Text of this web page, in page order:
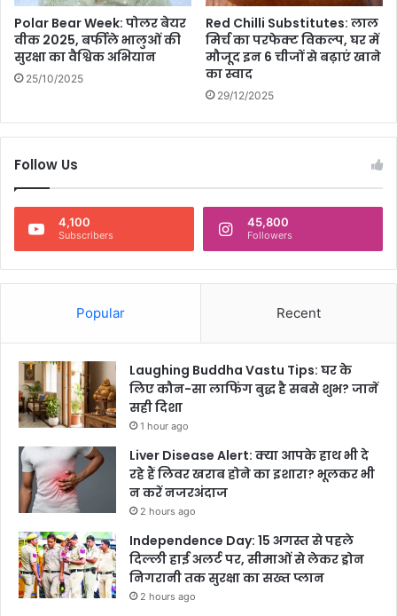
ता
दि
ल
,
फैं
बो
ले
-
ल
व
सू
ल
-
कॉ
Polar Bear Week: पोलर बेयर
वीक 2025, बर्फीले भालुओं की
सुरक्षा का वैश्विक अभियान
25/10/2025
Red Chilli Substitutes: लाल
मिर्च का परफेक्ट विकल्प, घर में
मौजूद इन 6 चीजों से बढ़ाएं खाने
का स्वाद
29/12/2025
Follow Us
4,100
Subscribers
45,800
Followers
Popular Recent
Laughing Buddha Vastu Tips: घर के
लिए कौन-सा लाफिंग बुद्ध है सबसे शुभ? जानें
सही दिशा
1 hour ago
Liver Disease Alert: क्या आपके हाथ भी दे
रहे हैं लिवर खराब होने का इशारा? भूलकर भी
न करें नजरअंदाज
2 hours ago
Independence Day: 15 अगस्त से पहले
दिल्ली हाई अलर्ट पर, सीमाओं से लेकर ड्रोन
निगरानी तक सुरक्षा का सख्त प्लान
2 hours ago